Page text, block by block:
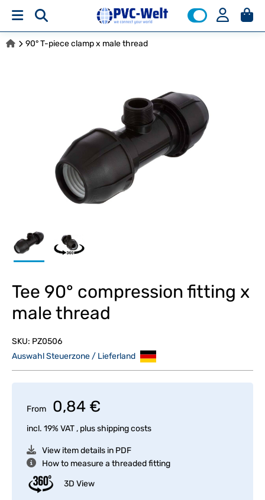
90° T-piece clamp x male thread
Tee 90° compression fitting x
male thread
SKU: PZ0506
Auswahl Steuerzone / Lieferland
From 0,84 €
incl. 19% VAT , plusshipping costs
View item details in PDF
How to measure a threaded fitting
3D View